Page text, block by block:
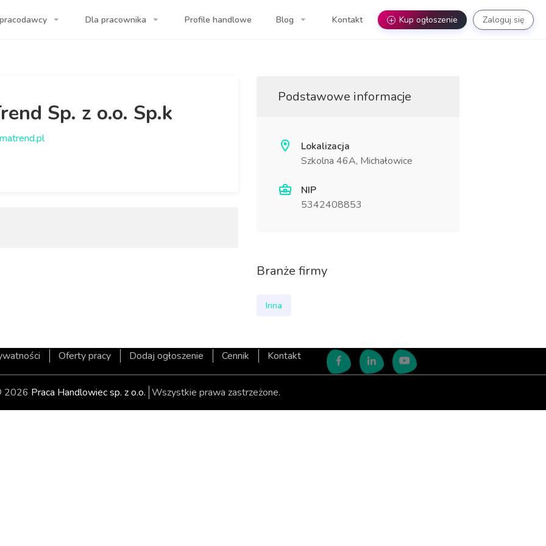
Twojej firmy! Dla pracownika Profile handlowe Blog Kontakt + Kup ogłoszenie Zaloguj się
Sp. z o.o. Sp.k
Podstawowe informacje
Lokalizacja
Szkolna 46A, Michałowice
NIP
5342408853
Branże firmy
Inna
Oferty pracy Dodaj ogłoszenie Cennik Kontakt
2026 Praca Handlowiec sp. z o.o. Wszystkie prawa zastrzeżone.